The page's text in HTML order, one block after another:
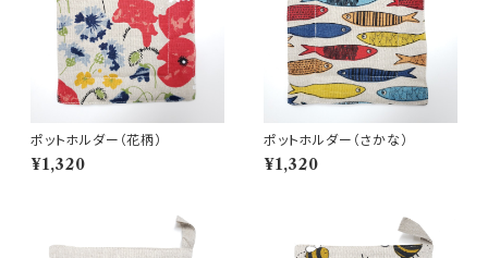
ポットホルダー（花柄）
¥1,320
ポットホルダー（さかな）
¥1,320